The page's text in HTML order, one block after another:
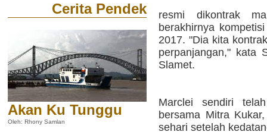
Cerita Pendek
Akan Ku Tunggu
Oleh: Rhony Samlan
resmi dikontrak
berakhirnya
2017. "Dia kita
perpanjangan," kata
Slamet.
Marclei sendiri
bersama Mitra
sehari setelah